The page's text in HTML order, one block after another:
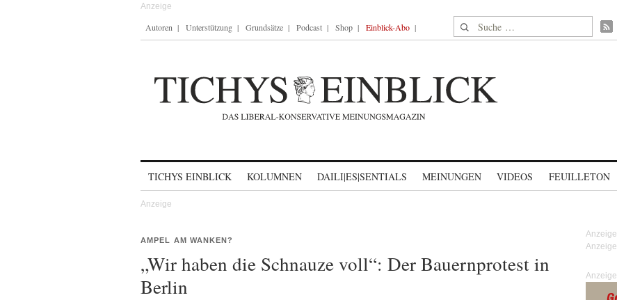
Autoren Unterstützung Grundsätze Podcast Shop Einblick-Abo Suche nach:
TICHYS EINBLICK KOLUMNEN DAILI|ES|SENTIALS MEINUNGEN VIDEOS FEUILLETON
AMPEL AM WANKEN?
„Wir haben die Schnauze voll“: Der Bauernprotest in
Berlin
Anzeige